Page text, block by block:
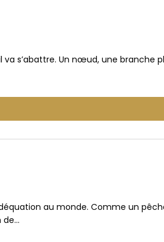
s’abattre. Un nœud, une branche
au monde. Comme un
de…